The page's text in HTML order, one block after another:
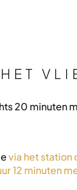
20 minuten
via het station
12 minuten